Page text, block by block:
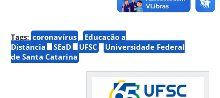
Tags: coronavírus
Educação a
Distância
SEaD UFSC
Universidade Federal
de Santa Catarina